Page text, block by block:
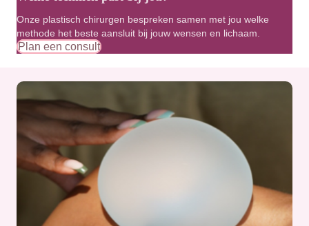
Onze plastisch chirurgen bespreken samen met jou welke
methode het beste aansluit bij jouw wensen en lichaam.
Plan een consult